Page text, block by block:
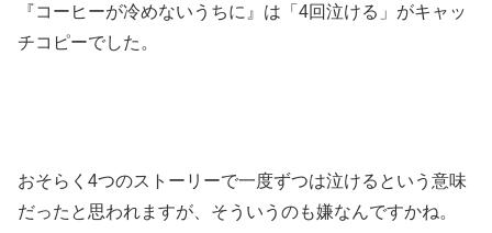
『コーヒーが冷めないうちに』は「4回泣ける」がキャッ
チコピーでした。
おそらく4つのストーリーで一度ずつは泣けるという意味
だったと思われますが、そういうのも嫌なんですかね。